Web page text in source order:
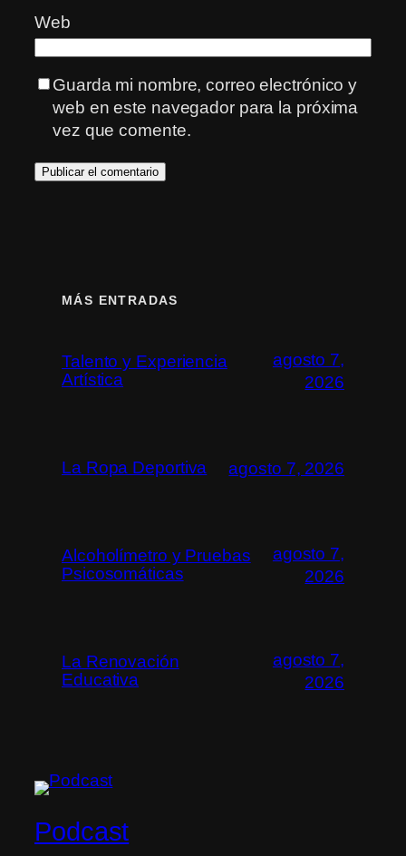
Web
Guarda mi nombre, correo electrónico y
web en este navegador para la próxima
vez que comente.
MÁS ENTRADAS
Talento y Experiencia
Artística
agosto 7,
2026
La Ropa Deportiva agosto 7, 2026
Alcoholímetro y Pruebas
Psicosomáticas
agosto 7,
2026
La Renovación
Educativa
agosto 7,
2026
Podcast